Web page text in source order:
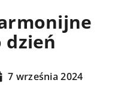
dzień
7 września 2024